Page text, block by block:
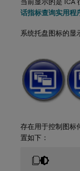
话指标查询实用程
系统托盘图标的显
存在用于控制图标
置如下：